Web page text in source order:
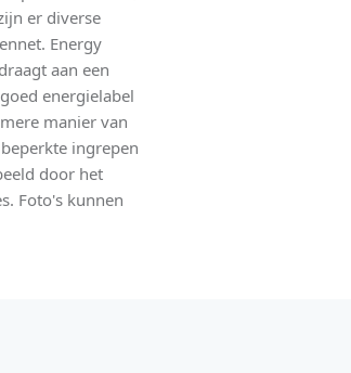
er diverse
Energy
aan een
energielabel
manier van
ingrepen
door het
Foto's kunnen